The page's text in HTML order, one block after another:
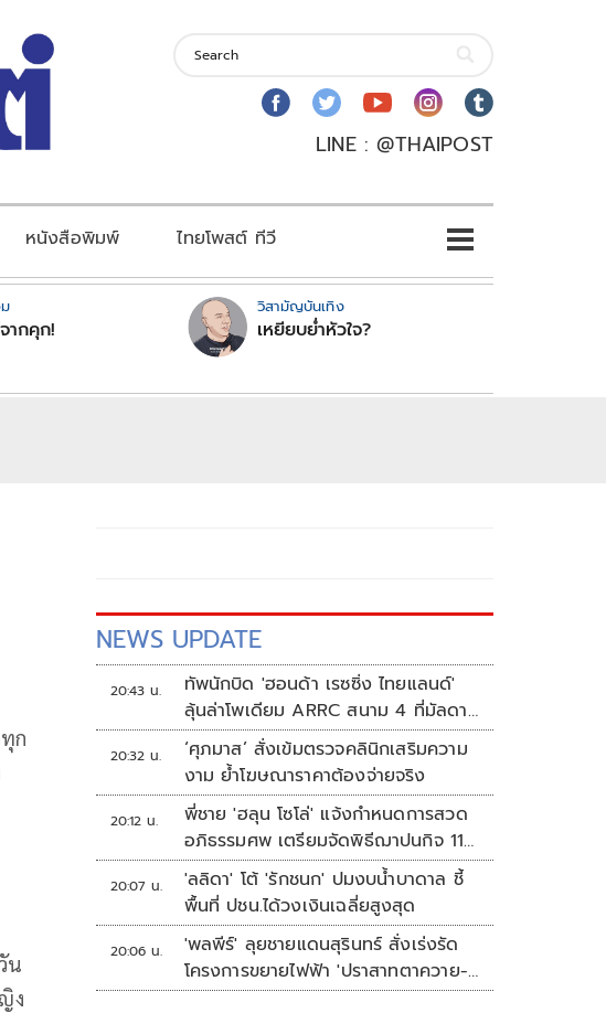
LINE : @THAIPOST
หนังสือพิมพ์ ไทยโพสต์ ทีวี
ากคุก!
วิสามัญบันเทิง
เหยียบย่ำหัวใจ?
ก
น
ง
NEWS UPDATE
20:43 น.
ทัพนักบิด 'ฮอนด้า เรซซิ่ง ไทยแลนด์'
ลุ้นล่าโพเดียม ARRC สนาม 4 ที่มัลดาลิ
กา
20:32 น.
‘ศุภมาส’ สั่งเข้มตรวจคลินิกเสริมความ
งาม ย้ำโฆษณาราคาต้องจ่ายจริง
20:12 น.
พี่ชาย 'ฮลุน โซโล่' แจ้งกำหนดการสวด
อภิธรรมศพ เตรียมจัดพิธีฌาปนกิจ 11
ส.ค.
20:07 น.
'ลลิดา' โต้ 'รักชนก' ปมงบน้ำบาดาล ชี้
พื้นที่ ปชน.ได้วงเงินเฉลี่ยสูงสุด
20:06 น.
'พลพีร์' ลุยชายแดนสุรินทร์ สั่งเร่งรัด
โครงการขยายไฟฟ้า 'ปราสาทตาควาย-
เนิน 350'